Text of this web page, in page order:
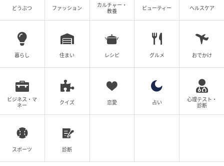
クリエイター情報
春乃おはな
1994年生まれ。静岡県浜松市出身。SNSやブログで
エッセイ漫画を発信中。猫が好き。
作品をもっとみる
どうぶつ ファッション
カルチャー・
教養
ビューティー ヘルスケア
暮らし 住まい レシピ グルメ おでかけ
ビジネス・マ
ネー
クイズ 恋愛 占い
心理テスト・
診断
スポーツ 診断